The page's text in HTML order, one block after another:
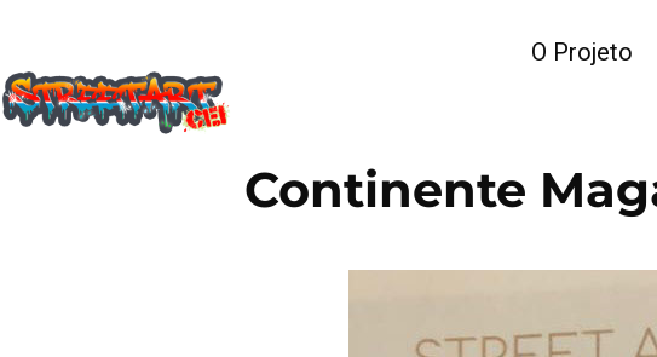
O Projeto
Continente